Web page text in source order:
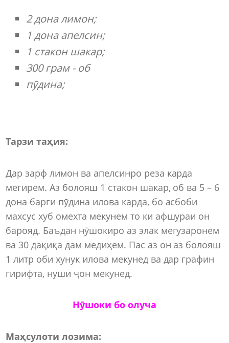
2 дона лимон;
1 дона апелсин;
1 стакон шакар;
300 грам - об
пӯдина;
Тарзи таҳия:
Дар зарф лимон ва апелсинро реза карда
мегирем. Аз болояш 1 стакон шакар, об ва 5 – 6
дона барги пӯдина илова карда, бо асбоби
махсус хуб омехта мекунем то ки афшураи он
барояд. Баъдан нӯшокиро аз элак мегузаронем
ва 30 дақиқа дам медиҳем. Пас аз он аз болояш
1 литр оби хунук илова мекунед ва дар графин
гирифта, нуши ҷон мекунед.
Нӯшоки бо олуча
Маҳсулоти лозима: